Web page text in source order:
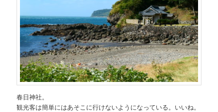
春日神社。
観光客は簡単にはあそこに行けないようになっている。いいね。